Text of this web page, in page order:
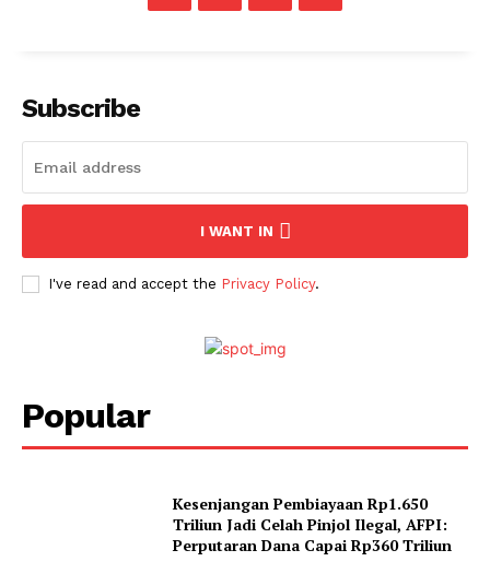
Subscribe
I WANT IN
I've read and accept the Privacy Policy.
Popular
Kesenjangan Pembiayaan Rp1.650
Triliun Jadi Celah Pinjol Ilegal, AFPI:
Perputaran Dana Capai Rp360 Triliun